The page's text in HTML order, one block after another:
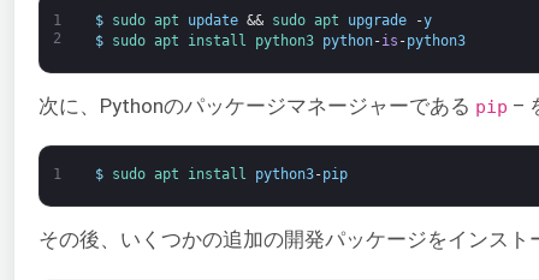
1
2
$ sudo apt update && sudo apt upgrade -y
$
sudo apt install python3 python-is -python3
次に、Pythonのパッケージマネージャーである pip –
1 $ sudo apt install python3-pip
その後、いくつかの追加の開発パッケージをインスト